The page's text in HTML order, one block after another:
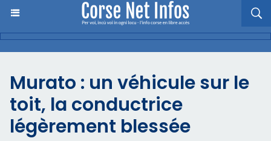
Murato : un véhicule sur le
toit, la conductrice
légèrement blessée